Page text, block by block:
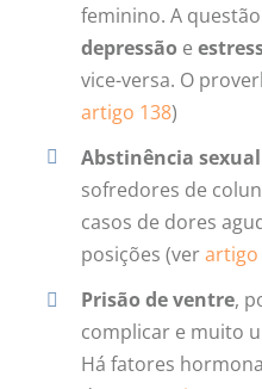
feminino. A
depressão e
vice-versa. O
artigo 138)
Abstinência sexual
sofredores de
casos de dores
posições (verartigo
Prisão de ventre,
complicar e muito
Há fatores